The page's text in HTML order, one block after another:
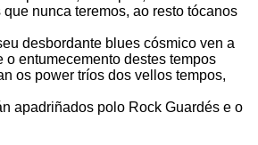
nunca teremos, ao resto tócanos
desbordante blues cósmico ven a
o entumecemento destes tempos
os power tríos dos vellos tempos,
apadriñados polo Rock Guardés e o